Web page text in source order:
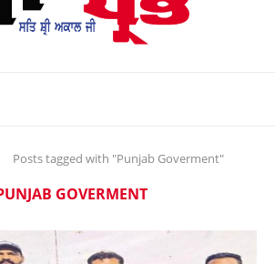
Posts tagged with "Punjab Goverment"
GOVERMENT